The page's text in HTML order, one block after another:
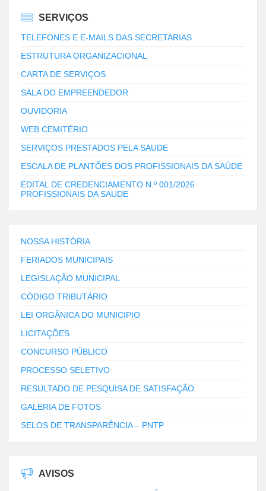
SERVIÇOS
TELEFONES E E-MAILS DAS SECRETARIAS
ESTRUTURA ORGANIZACIONAL
CARTA DE SERVIÇOS
SALA DO EMPREENDEDOR
OUVIDORIA
WEB CEMITÉRIO
SERVIÇOS PRESTADOS PELA SAUDE
ESCALA DE PLANTÕES DOS PROFISSIONAIS DA SAÚDE
EDITAL DE CREDENCIAMENTO N.º 001/2026
PROFISSIONAIS DA SAUDE
NOSSA HISTÓRIA
FERIADOS MUNICIPAIS
LEGISLAÇÃO MUNICIPAL
CÓDIGO TRIBUTÁRIO
LEI ORGÂNICA DO MUNICIPIO
LICITAÇÕES
CONCURSO PÚBLICO
PROCESSO SELETIVO
RESULTADO DE PESQUISA DE SATISFAÇÃO
GALERIA DE FOTOS
SELOS DE TRANSPARÊNCIA – PNTP
AVISOS